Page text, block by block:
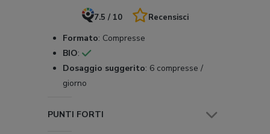
7.5 / 10 Recensisci
Formato: Compresse
BIO:
Dosaggio suggerito: 6 compresse /
giorno
PUNTI FORTI